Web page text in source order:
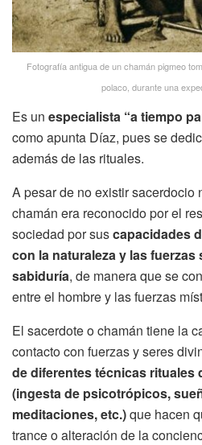
Fotografía antigua de un chamán pigmeo
polaco, durante una
Es un especialista “a tiempo
como apunta Díaz, pues se
además de las rituales.
A pesar de no existir sacerdocio
chamán era reconocido por el
sociedad por suscapacidades
con la naturaleza y las
sabiduría, de manera que se
entre el hombre y las fuerzas
El sacerdote o chamán tiene la
contacto con fuerzas y seres
de diferentes técnicas rituales
(ingesta de psicotrópicos,
meditaciones, etc.)que hacen
trance o alteración de la